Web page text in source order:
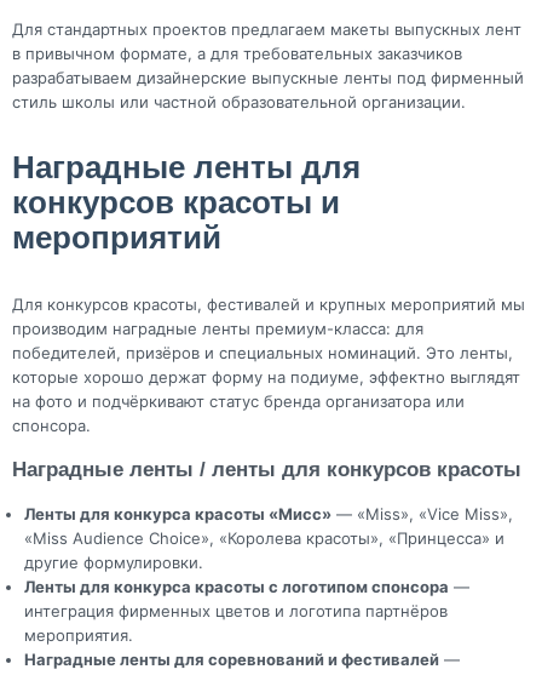
Для стандартных проектов предлагаем макеты выпускных лент
в привычном формате, а для требовательных заказчиков
разрабатываем дизайнерские выпускные ленты под фирменный
стиль школы или частной образовательной организации.
Наградные ленты для
конкурсов красоты и
мероприятий
Для конкурсов красоты, фестивалей и крупных мероприятий мы
производим наградные ленты премиум-класса: для
победителей, призёров и специальных номинаций. Это ленты,
которые хорошо держат форму на подиуме, эффектно выглядят
на фото и подчёркивают статус бренда организатора или
спонсора.
Наградные ленты / ленты для конкурсов красоты
Ленты для конкурса красоты «Мисс» — «Miss», «Vice Miss»,
«Miss Audience Choice», «Королева красоты», «Принцесса» и
другие формулировки.
Ленты для конкурса красоты с логотипом спонсора —
интеграция фирменных цветов и логотипа партнёров
мероприятия.
Наградные ленты для соревнований и фестивалей —